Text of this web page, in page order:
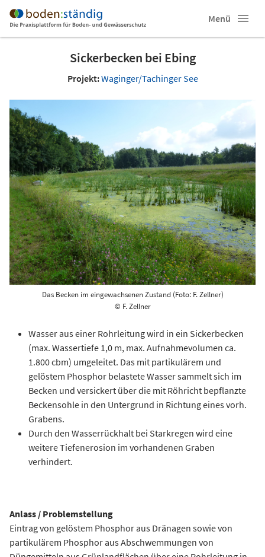
Menü
Sickerbecken bei Ebing
Projekt:Waginger/Tachinger See
Das Becken im eingewachsenen Zustand (Foto: F. Zellner)
© F. Zellner
Wasser aus einer Rohrleitung wird in ein Sickerbecken
(max. Wassertiefe 1,0 m, max. Aufnahmevolumen ca.
1.800 cbm) umgeleitet. Das mit partikulärem und
gelöstem Phosphor belastete Wasser sammelt sich im
Becken und versickert über die mit Röhricht bepflanzte
Beckensohle in den Untergrund in Richtung eines vorh.
Grabens.
Durch den Wasserrückhalt bei Starkregen wird eine
weitere Tiefenerosion im vorhandenen Graben
verhindert.
Anlass / Problemstellung
Eintrag von gelöstem Phosphor aus Dränagen sowie von
partikulärem Phosphor aus Abschwemmungen von